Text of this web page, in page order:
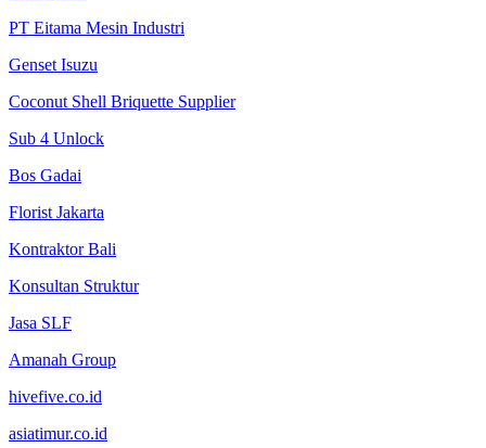
PT Eitama Mesin Industri
Genset Isuzu
Coconut Shell Briquette Supplier
Sub 4 Unlock
Bos Gadai
Florist Jakarta
Kontraktor Bali
Konsultan Struktur
Jasa SLF
Amanah Group
hivefive.co.id
asiatimur.co.id